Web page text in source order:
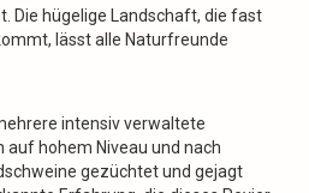
Die hügelige Landschaft, die fast
lässt alle Naturfreunde
intensiv verwaltete
auf hohem Niveau und nach
gezüchtet und gejagt